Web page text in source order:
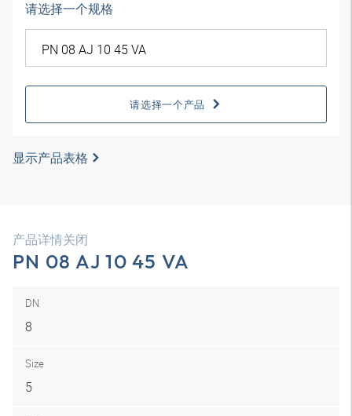
请选择一个规格
请选择一个产品
显示产品表格
产品详情关闭
PN 08 AJ 10 45 VA
DN
8
Size
5